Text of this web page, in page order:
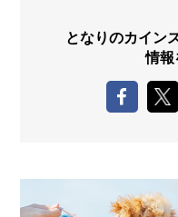
となりのカイン
情報